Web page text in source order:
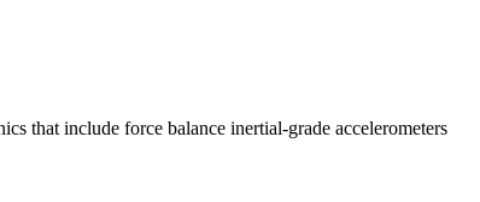
that include force balance inertial-grade accelerometers